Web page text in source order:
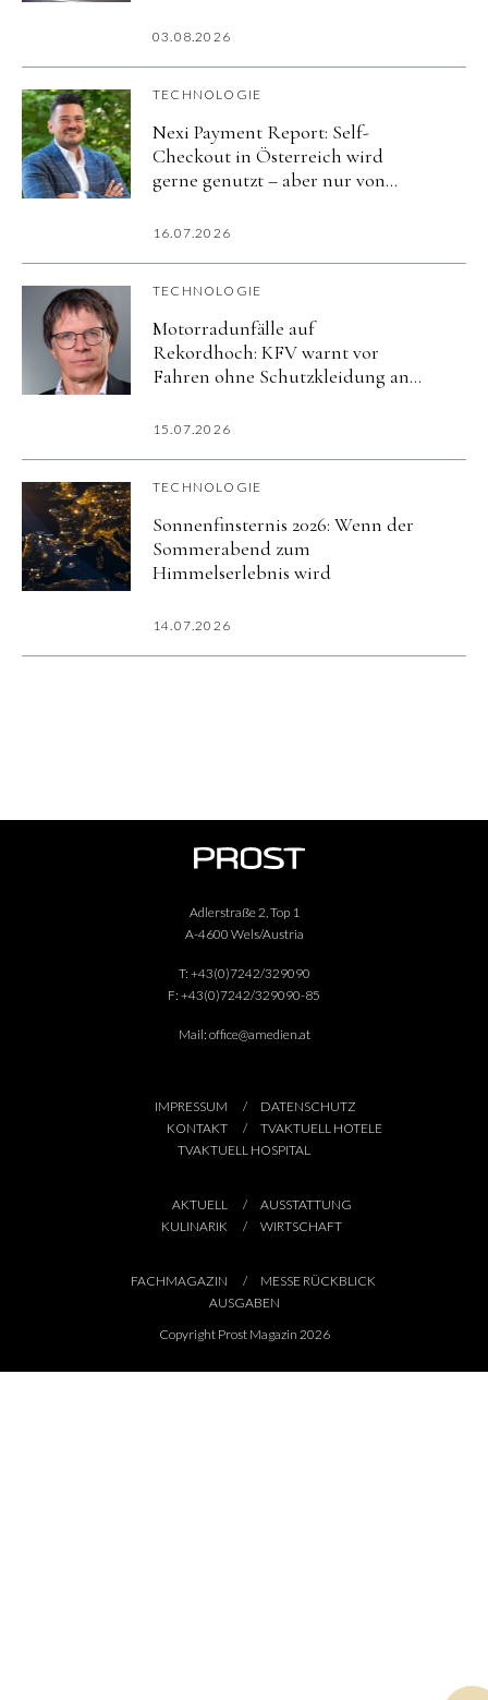
03.08.2026
TECHNOLOGIE
Nexi Payment Report: Self-
Checkout in Österreich wird
gerne genutzt – aber nur von
16.07.2026
TECHNOLOGIE
Motorradunfälle auf
Rekordhoch: KFV warnt vor
Fahren ohne Schutzkleidung an
15.07.2026
TECHNOLOGIE
Sonnenfinsternis 2026: Wenn der
Sommerabend zum
Himmelserlebnis wird
14.07.2026
Adlerstraße 2, Top 1
A-4600 Wels/Austria
T: +43(0)7242/329090
F: +43(0)7242/329090-85
Mail: office@amedien.at
IMPRESSUM
DATENSCHUTZ
KONTAKT
TVAKTUELL HOTELE
TVAKTUELL HOSPITAL
AKTUELL
AUSSTATTUNG
KULINARIK
WIRTSCHAFT
FACHMAGAZIN
MESSE RÜCKBLICK
AUSGABEN
Copyright Prost Magazin 2026